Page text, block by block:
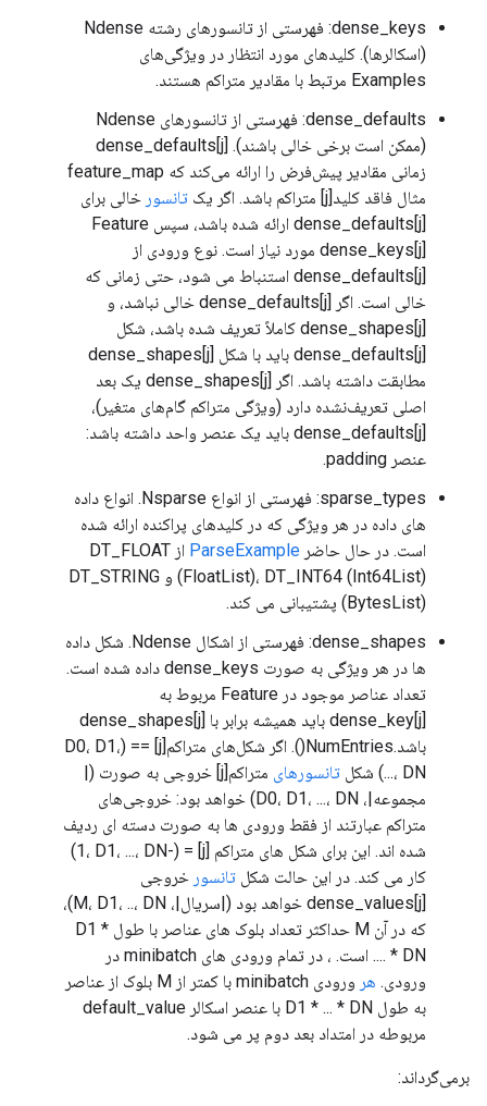
dense_keys: فهرستی از تانسورهای رشته Ndense
(اسکالرها). کلیدهای مورد انتظار در ویژگی‌های
Examples مرتبط با مقادیر متراکم هستند.
dense_defaults: فهرستی از تانسورهای Ndense
(ممکن است برخی خالی باشند). dense_defaults[j]
زمانی مقادیر پیش‌فرض را ارائه می‌کند که feature_map
مثال فاقد کلید[j] متراکم باشد. اگر یک
تانسور خالی برای
dense_defaults[j] ارائه شده باشد، سپس Feature
dense_keys[j] مورد نیاز است. نوع ورودی از
dense_defaults[j] استنباط می شود، حتی زمانی که
خالی است. اگر dense_defaults[j] خالی نباشد، و
dense_shapes[j] کاملاً تعریف شده باشد، شکل
dense_defaults[j] باید با شکل dense_shapes[j]
مطابقت داشته باشد. اگر dense_shapes[j] یک بعد
اصلی تعریف‌نشده دارد (ویژگی متراکم گام‌های متغیر)،
dense_defaults[j] باید یک عنصر واحد داشته باشد:
عنصر padding.
sparse_types: فهرستی از انواع Nsparse. انواع داده
های داده در هر ویژگی که در کلیدهای پراکنده ارائه شده
است. در حال حاضر ParseExample
از DT_FLOAT
(FloatList)، DT_INT64 (Int64List) و DT_STRING
(BytesList) پشتیبانی می کند.
dense_shapes: فهرستی از اشکال Ndense. شکل داده
ها در هر ویژگی به صورت dense_keys داده شده است.
تعداد عناصر موجود در Feature مربوط به
dense_key[j] باید همیشه برابر با dense_shapes[j]
باشد.NumEntries(). اگر شکل‌های متراکم[j] == (D0، D1،
...، DN) شکل
تانسورهای
متراکم[j] خروجی به صورت (|
مجموعه|، D0، D1، ...، DN) خواهد بود: خروجی‌های
متراکم عبارتند از فقط ورودی ها به صورت دسته ای ردیف
شده اند. این برای شکل های متراکم [j] = (-1، D1، ...، DN)
کار می کند. در این حالت شکل تانسور خروجی
dense_values[j] خواهد بود (|سریال|، M، D1، ..، DN)،
که در آن M حداکثر تعداد بلوک های عناصر با طول D1 *
.... * DN است. ، در تمام ورودی های minibatch در
ورودی. هر
ورودی minibatch با کمتر از M بلوک از عناصر
به طول D1 * ... * DN با عنصر اسکالر default_value
مربوطه در امتداد بعد دوم پر می شود.
برمی‌گرداند: